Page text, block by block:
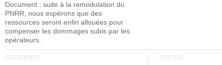
Document : suite à la remodulation du
PNRR, nous espérons que des
ressources seront enfin allouées pour
compenser les dommages subis par les
opérateurs.
ACCIDENTS JUSTICE